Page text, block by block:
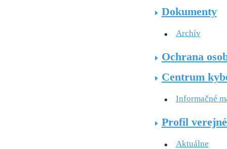
Dokumenty
Archív
Ochrana
Centrum
Informačné
Profil
Aktuálne